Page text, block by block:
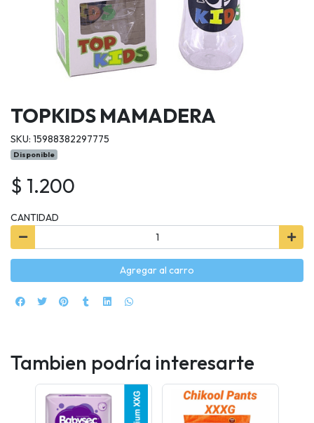
TOPKIDS MAMADERA
SKU: 15988382297775
Disponible
$ 1.200
CANTIDAD
Agregar al carro
Tambien podría interesarte